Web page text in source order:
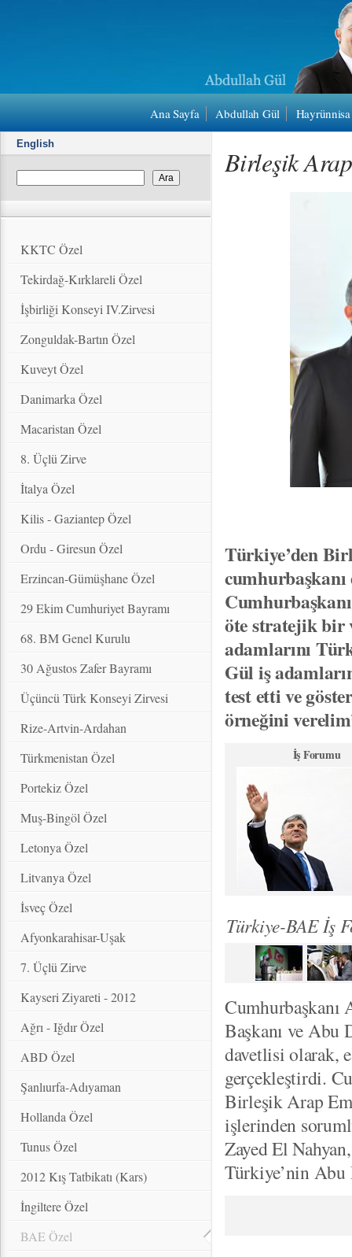
Ana Sayfa Abdullah Gül
English
KKTC Özel
Tekirdağ-Kırklareli Özel
İşbirliği Konseyi IV.Zirvesi
Zonguldak-Bartın Özel
Kuveyt Özel
Danimarka Özel
Macaristan Özel
8. Üçlü Zirve
İtalya Özel
Kilis - Gaziantep Özel
Ordu - Giresun Özel
Erzincan-Gümüşhane Özel
29 Ekim Cumhuriyet Bayramı
68. BM Genel Kurulu
30 Ağustos Zafer Bayramı
Üçüncü Türk Konseyi Zirvesi
Rize-Artvin-Ardahan
Türkmenistan Özel
Portekiz Özel
Muş-Bingöl Özel
Letonya Özel
Litvanya Özel
İsveç Özel
Afyonkarahisar-Uşak
7. Üçlü Zirve
Kayseri Ziyareti - 2012
Ağrı - Iğdır Özel
ABD Özel
Şanlıurfa-Adıyaman
Hollanda Özel
Tunus Özel
2012 Kış Tatbikatı (Kars)
İngiltere Özel
BAE Özel
Birleşik
Türkiye’den
öte stratejik bir
adamlarını
Gül iş
test etti ve
örneğini
İş Forumu
Türkiye-BAE İş
Başkanı ve Abu
davetlisi olarak,
gerçekleştirdi.
Birleşik Arap
işlerinden
Zayed El
Türkiye’nin